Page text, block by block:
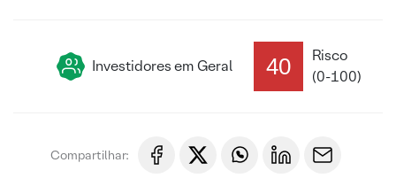
Investidores em Geral 40
Risco
(0-100)
Compartilhar: